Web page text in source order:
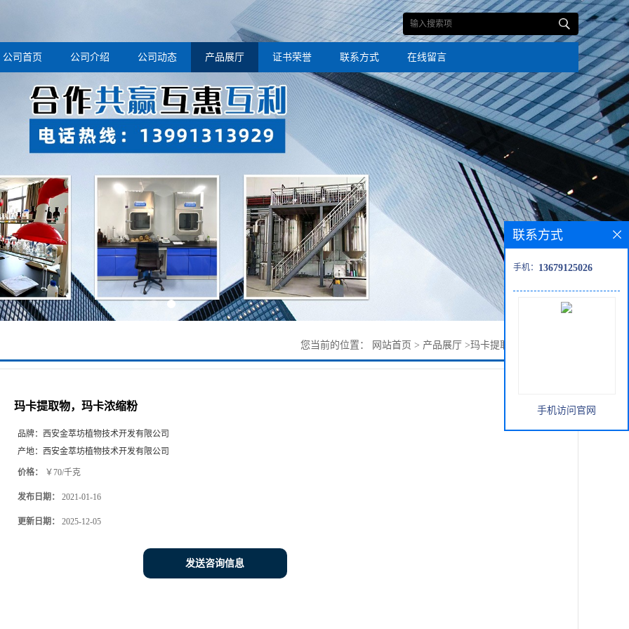
公司首页 公司介绍 公司动态 产品展厅 证书荣誉 联系方式 在线留言
您当前的位置： 网站首页 > 产品展厅 >玛卡提取物，玛卡浓缩粉
玛卡提取物，玛卡浓缩粉
品牌： 西安金萃坊植物技术开发有限公司
产地： 西安金萃坊植物技术开发有限公司
价格： ￥70/千克
发布日期： 2021-01-16
更新日期： 2025-12-05
发送咨询信息
联系方式
手机： 13679125026
手机访问官网